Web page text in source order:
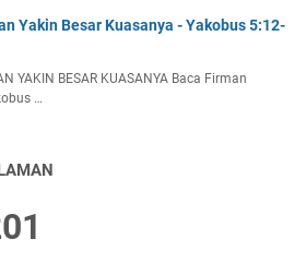
Yakin Besar Kuasanya - Yakobus 5:12-
YAKIN BESAR KUASANYA Baca Firman
…
01